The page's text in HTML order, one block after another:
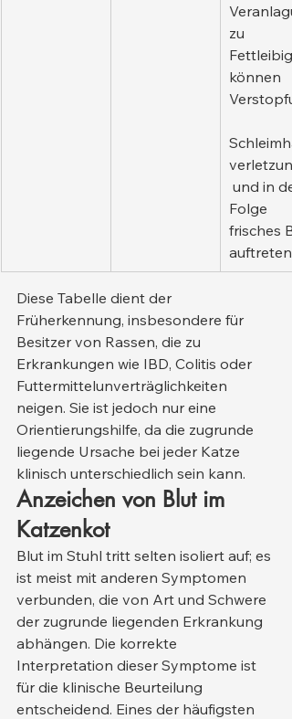
zu
können
und in
Folge
frisches
auftreten.
Diese Tabelle dient der
Früherkennung, insbesondere für
Besitzer von Rassen, die zu
Erkrankungen wie IBD, Colitis oder
Futtermittelunverträglichkeiten
neigen. Sie ist jedoch nur eine
Orientierungshilfe, da die zugrunde
liegende Ursache bei jeder Katze
klinisch unterschiedlich sein kann.
Anzeichen von Blut im
Katzenkot
Blut im Stuhl tritt selten isoliert auf; es
ist meist mit anderen Symptomen
verbunden, die von Art und Schwere
der zugrunde liegenden Erkrankung
abhängen. Die korrekte
Interpretation dieser Symptome ist
für die klinische Beurteilung
entscheidend. Eines der häufigsten